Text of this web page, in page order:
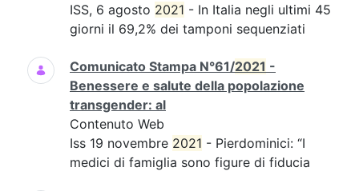
ISS, 6 agosto 2021 - In Italia negli ultimi 45
giorni il 69,2% dei tamponi sequenziati
Comunicato Stampa N°61/2021 -
Benessere e salute della popolazione
transgender: al
Contenuto Web
Iss 19 novembre 2021 - Pierdominici: “I
medici di famiglia sono figure di fiducia